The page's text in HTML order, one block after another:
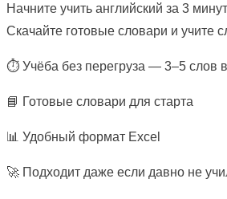
Начните учить английский за 3
Скачайте готовые словари и учите
⏱ Учёба без перегруза — 3–5 слов
📘 Готовые словари для старта
📊 Удобный формат Excel
🚀 Подходит даже если давно не